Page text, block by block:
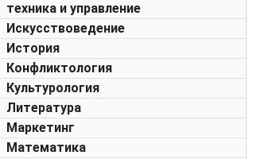
техника и управление
Искусствоведение
История
Конфликтология
Культурология
Литература
Маркетинг
Математика